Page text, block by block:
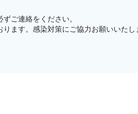
ご連絡をください。
ます。感染対策にご協力お願いいたし